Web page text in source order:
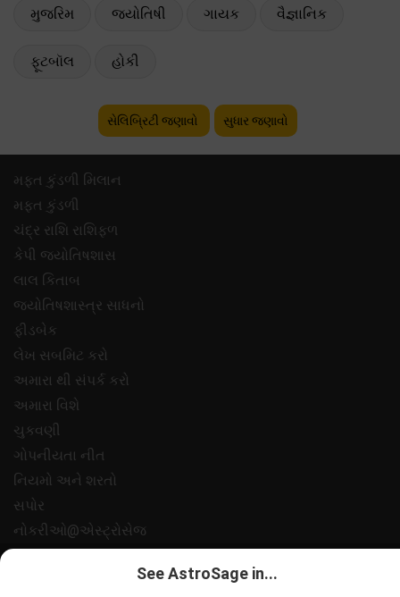
મુજરિમ જ્યોતિષી ગાયક વૈજ્ઞાનિક
ફૂટબૉલ હોકી
સેલિબ્રિટી જણાવો સુધાર જણાવો
મફ્ત કુંડળી મિલાન
મફ્ત કુંડળી
ચંદ્ર રાશિ રાશિફળ
કેપી જ્યોતિષશાસ
લાલ કિતાબ
જ્યોતિષશાસ્ત્ર સાધનો
ફીડબેક
લેખ સબમિટ કરો
અમારા થી સંપર્ક કરો
અમારા વિશે
ચુકવણી
ગોપનીયતા નીત
નિયમો અને શરતો
સપોર
નોકરીઓ@એસ્ટ્રોસેજ
All copyrights reserved 2025
AstroSage.com
See AstroSage in...